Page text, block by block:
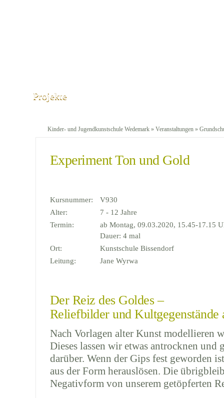
Projekte
Kinder- und Jugendkunstschule Wedemark » Veranstaltungen »
Experiment Ton und Gold
Kursnummer:
V930
Alter:
7 - 12 Jahre
Termin:
ab Montag, 09.03.2020, 15.45-17.15
Dauer: 4 mal
Ort:
Kunstschule Bissendorf
Leitung:
Jane Wyrwa
Der Reiz des Goldes –
Reliefbilder und Kultgegenstände
Nach Vorlagen alter Kunst modellieren
Dieses lassen wir etwas antrocknen und
darüber. Wenn der Gips fest geworden
aus der Form herauslösen. Die
Negativform von unserem getöpferten